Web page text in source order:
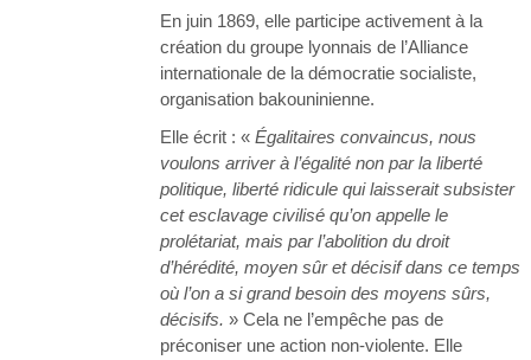
En juin 1869, elle participe activement à la
création du groupe lyonnais de l’Alliance
internationale de la démocratie socialiste,
organisation bakouninienne.
Elle écrit : « Égalitaires convaincus, nous
voulons arriver à l’égalité non par la liberté
politique, liberté ridicule qui laisserait subsister
cet esclavage civilisé qu’on appelle le
prolétariat, mais par l’abolition du droit
d’hérédité, moyen sûr et décisif dans ce temps
où l’on a si grand besoin des moyens sûrs,
décisifs. » Cela ne l’empêche pas de
préconiser une action non-violente. Elle